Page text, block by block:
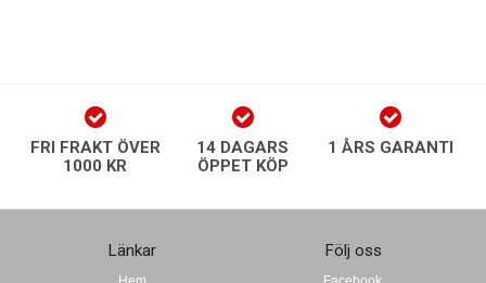
FRI FRAKT ÖVER
1000 KR
14 DAGARS
ÖPPET KÖP
1 ÅRS GARANTI
Länkar Följ oss